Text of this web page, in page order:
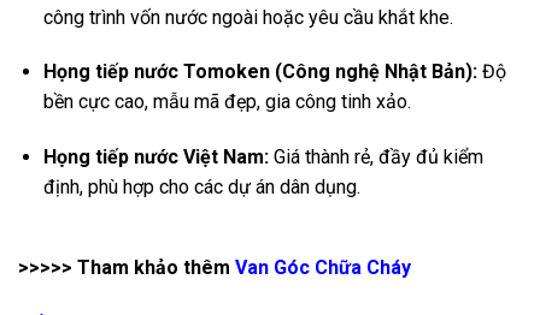
công trình vốn nước ngoài hoặc yêu cầu khắt khe.
Họng tiếp nước Tomoken (Công nghệ Nhật Bản):Độ
bền cực cao, mẫu mã đẹp, gia công tinh xảo.
Họng tiếp nước Việt Nam:Giá thành rẻ, đầy đủ kiểm
định, phù hợp cho các dự án dân dụng.
>>>>> Tham khảo thêm Van Góc Chữa Cháy